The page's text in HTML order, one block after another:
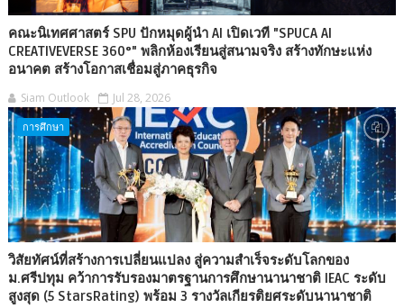
คณะนิเทศศาสตร์ SPU ปักหมุดผู้นำ AI เปิดเวที "SPUCA AI
CREATIVEVERSE 360°" พลิกห้องเรียนสู่สนามจริง สร้างทักษะแห่ง
อนาคต สร้างโอกาสเชื่อมสู่ภาคธุรกิจ
Siam Outlook Jul 28, 2026
การศึกษา
วิสัยทัศน์ที่สร้างการเปลี่ยนแปลง สู่ความสำเร็จระดับโลกของ
ม.ศรีปทุม คว้าการรับรองมาตรฐานการศึกษานานาชาติ IEAC ระดับ
สูงสุด (5 StarsRating) พร้อม 3 รางวัลเกียรติยศระดับนานาชาติ